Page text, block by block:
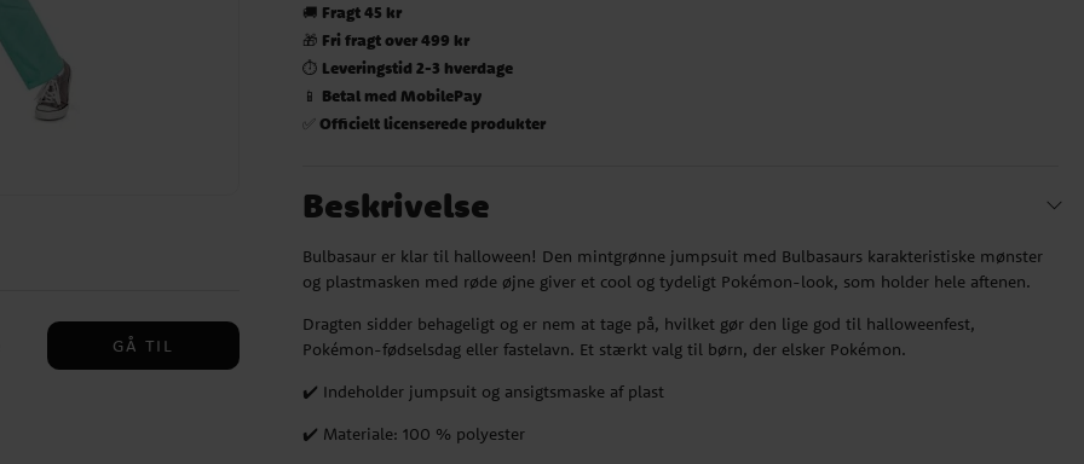
GÅ TIL
🚚 Fragt 45 kr
🎁 Fri fragt over 499 kr
⏱️ Leveringstid 2-3 hverdage
📱 Betal med MobilePay
✅Officielt licenserede produkter
Beskrivelse
Bulbasaur er klar til halloween! Den mintgrønne jumpsuit med Bulbasaurs karakteristiske mønster
og plastmasken med røde øjne giver et cool og tydeligt Pokémon-look, som holder hele aftenen.
Dragten sidder behageligt og er nem at tage på, hvilket gør den lige god til halloweenfest,
Pokémon-fødselsdag eller fastelavn. Et stærkt valg til børn, der elsker Pokémon.
✔️ Indeholder jumpsuit og ansigtsmaske af plast
✔️ Materiale: 100 % polyester